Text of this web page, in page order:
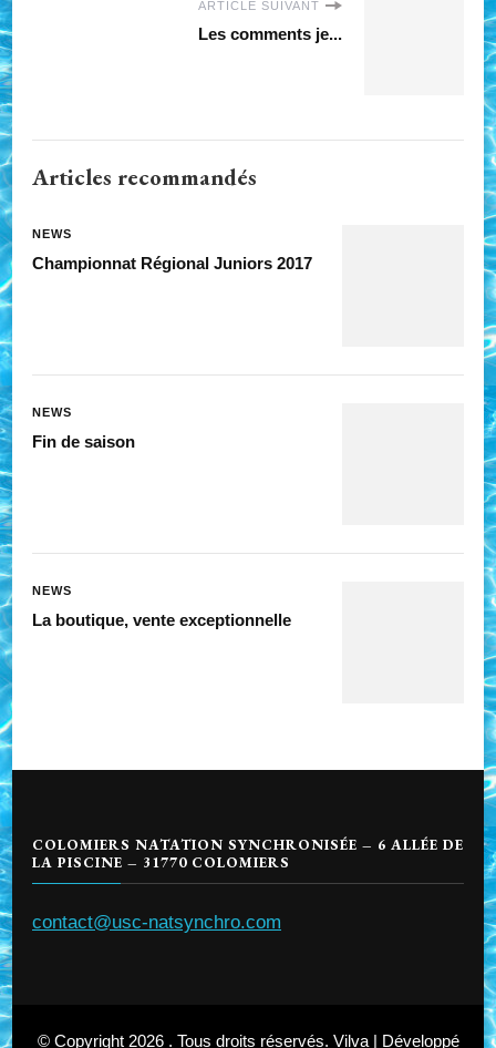
ARTICLE SUIVANT
Les comments je...
Articles recommandés
NEWS
Championnat Régional Juniors 2017
NEWS
Fin de saison
NEWS
La boutique, vente exceptionnelle
COLOMIERS NATATION SYNCHRONISÉE – 6 ALLÉE DE
LA PISCINE – 31770 COLOMIERS
contact@usc-natsynchro.com
© Copyright 2026 . Tous droits réservés. Vilva | Développé